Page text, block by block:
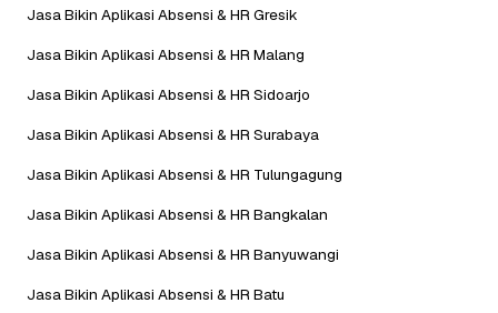
Jasa Bikin Aplikasi Absensi & HR Gresik
Jasa Bikin Aplikasi Absensi & HR Malang
Jasa Bikin Aplikasi Absensi & HR Sidoarjo
Jasa Bikin Aplikasi Absensi & HR Surabaya
Jasa Bikin Aplikasi Absensi & HR Tulungagung
Jasa Bikin Aplikasi Absensi & HR Bangkalan
Jasa Bikin Aplikasi Absensi & HR Banyuwangi
Jasa Bikin Aplikasi Absensi & HR Batu